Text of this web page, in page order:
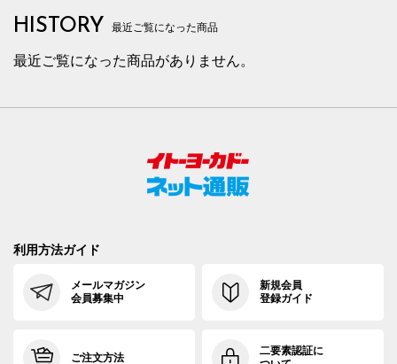
HISTORY 最近ご覧になった商品
最近ご覧になった商品がありません。
利用方法ガイド
メールマガジン
会員募集中
新規会員
登録ガイド
ご注文方法
二要素認証に